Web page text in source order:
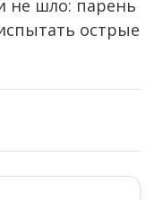
не шло: парень
острые